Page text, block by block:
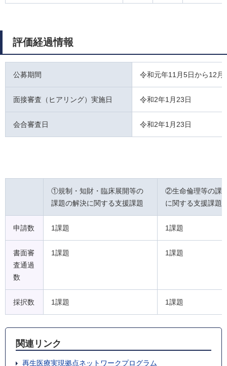
評価経過情報
公募期間 令和元年11月5日から12月
面接審査（ヒアリング）実施日 令和2年1月23日
会合審査日 令和2年1月23日
①規制・知財・臨床展開等の
課題の解決に関する支援課題
②生命倫理等の課
に関する支援課題
申請数 1課題 1課題
書面審
査通過
数
1課題 1課題
採択数 1課題 1課題
関連リンク
再生医療実現拠点ネットワークプログラム